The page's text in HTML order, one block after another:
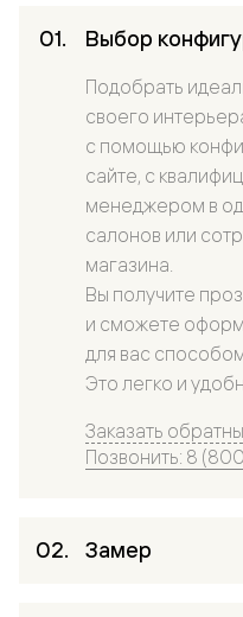
Выбор
Подобрать
своего
с помощью
сайте, с
менеджером в
салонов или
магазина.
Вы получите
и сможете
для вас
Это легко и
Заказать
Позвонить: 8
Замер